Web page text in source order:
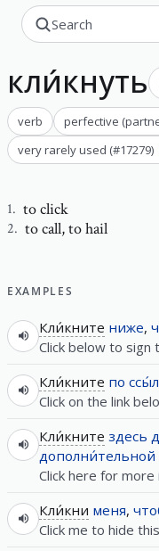
кли́кнуть
verb perfective (
very rarely used (#17279)
1. to click
2. to call,to hail
EXAMPLES
Кли́кните ниже,
Click below to sign
Кли́кните по
Click on the link
Кли́кните здесь
дополни́тельной
Click here for more
Кли́кни меня,
Click me to hide